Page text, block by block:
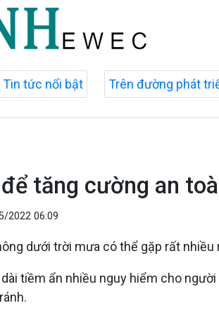
Tin tức nổi bật Trên đường phát
tăng cường an
2022 06:09
dưới trời mưa có thể gặp rất
tiềm ẩn nhiều nguy hiểm cho